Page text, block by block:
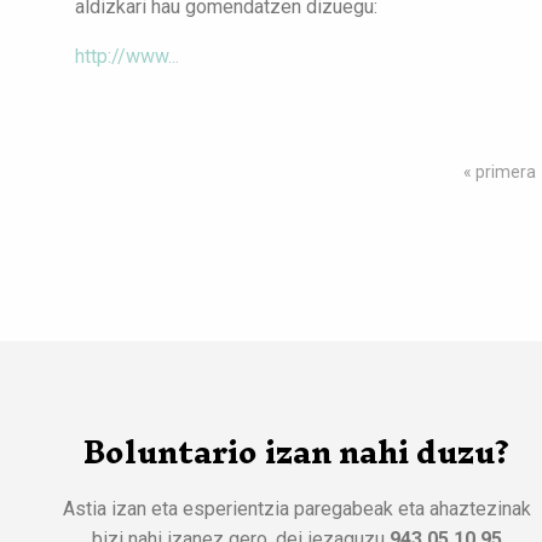
aldizkari hau gomendatzen dizuegu:
http://www...
« primera
Boluntario izan nahi duzu?
Astia izan eta esperientzia paregabeak eta ahaztezinak